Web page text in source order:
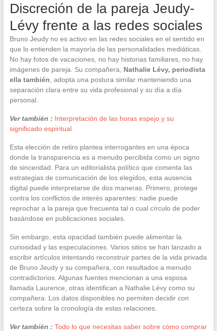
Discreción de la pareja Jeudy-
Lévy frente a las redes sociales
Bruno Jeudy no es activo en las redes sociales en el sentido en
que lo entienden la mayoría de las personalidades mediáticas.
No hay fotos de vacaciones, no hay historias familiares, no hay
imágenes de pareja. Su compañera, Nathalie Lévy, periodista
ella también , adopta una postura similar manteniendo una
separación clara entre su vida profesional y su día a día
personal.
Ver también : Interpretación de las horas espejo y su
significado espiritual
Esta elección de retiro plantea interrogantes en una época
donde la transparencia es a menudo percibida como un signo
de sinceridad. Para un editorialista político que comenta las
estrategias de comunicación de los elegidos, esta ausencia
digital puede interpretarse de dos maneras. Primero, protege
contra los conflictos de interés aparentes: nadie puede
reprochar a la pareja que frecuenta tal o cual círculo de poder
basándose en publicaciones sociales.
Sin embargo, esta opacidad también puede alimentar la
curiosidad y las especulaciones. Varios sitios se han lanzado a
escribir artículos intentando reconstruir partes de la vida privada
de Bruno Jeudy y su compañera, con resultados a menudo
contradictorios. Algunas fuentes mencionan a una esposa
llamada Laurence, otras identifican a Nathalie Lévy como su
compañera. Los datos disponibles no permiten decidir con
certeza sobre la cronología de estas relaciones.
Ver también : Todo lo que necesitas saber sobre cómo comprar